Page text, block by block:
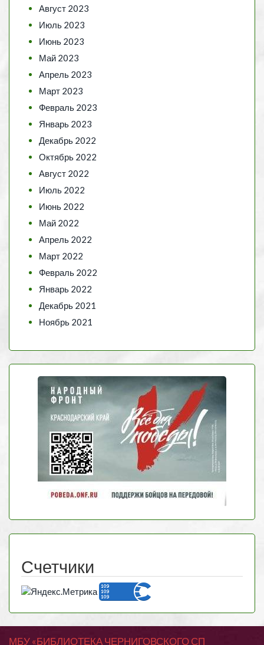
Август 2023
Июль 2023
Июнь 2023
Май 2023
Апрель 2023
Март 2023
Февраль 2023
Январь 2023
Декабрь 2022
Октябрь 2022
Август 2022
Июль 2022
Июнь 2022
Май 2022
Апрель 2022
Март 2022
Февраль 2022
Январь 2022
Декабрь 2021
Ноябрь 2021
Счетчики
МБУ «БИБЛИОТЕКА ЧЕРНИГОВСКОГО СП